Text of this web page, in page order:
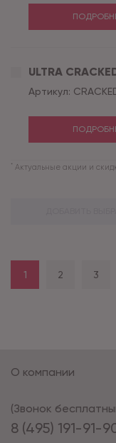
ULTRA
Артикул:
* Актуальные акции и
1 2 3
8 (495) 191-91-
(Звонок
О компании